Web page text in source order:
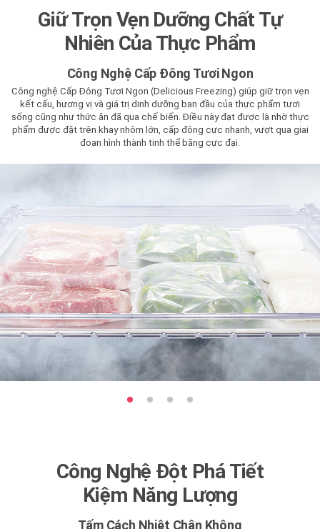
Giữ Trọn Vẹn Dưỡng Chất Tự
Nhiên Của Thực Phẩm
Công Nghệ Cấp Đông Tươi Ngon
Công nghệ Cấp Đông Tươi Ngon (Delicious Freezing) giúp giữ trọn vẹn
kết cấu, hương vị và giá trị dinh dưỡng ban đầu của thực phẩm tươi
sống cũng như thức ăn đã qua chế biến. Điều này đạt được là nhờ thực
phẩm được đặt trên khay nhôm lớn, cấp đông cực nhanh, vượt qua giai
đoạn hình thành tinh thể băng cực đại.
Công Nghệ Đột Phá Tiết
Kiệm Năng Lượng
Tấm Cách Nhiệt Chân Không